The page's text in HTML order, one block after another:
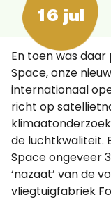
16 jul
En toen was
Space, onze
internationaal
richt op
de luchtkwaliteit.
Space ongeveer
‘nazaat’ van de
vliegtuigfabriek